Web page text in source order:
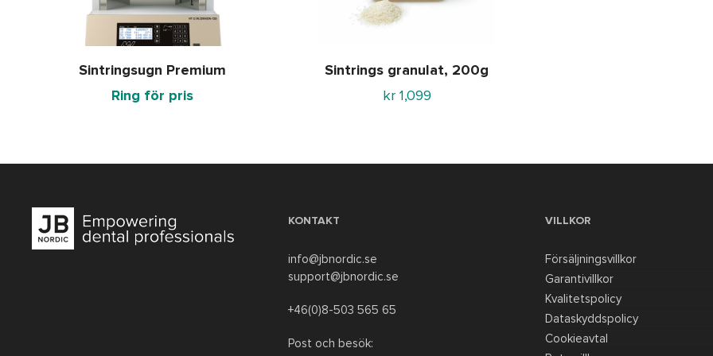
Sintringsugn Premium
Ring för pris
Lägg till i varukorg
Sintrings granulat, 200g
kr1,099
KONTAKT
info@jbnordic.se
support@jbnordic.se
+46(0)8-503 565 65
Post och besök:
VILLKOR
Försäljningsvillkor
Garantivillkor
Kvalitetspolicy
Dataskyddspolicy
Cookieavtal